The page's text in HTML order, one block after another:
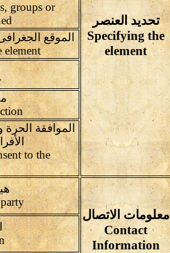
تحديد العنصر
Specifying the
element
groups or
الموقع
Geographic location of the element
Name of collector
Place and date of collection
الموافقة
to the
معلومات الاتصال
Contact
Information
Concerned specialized party
Responsible Person